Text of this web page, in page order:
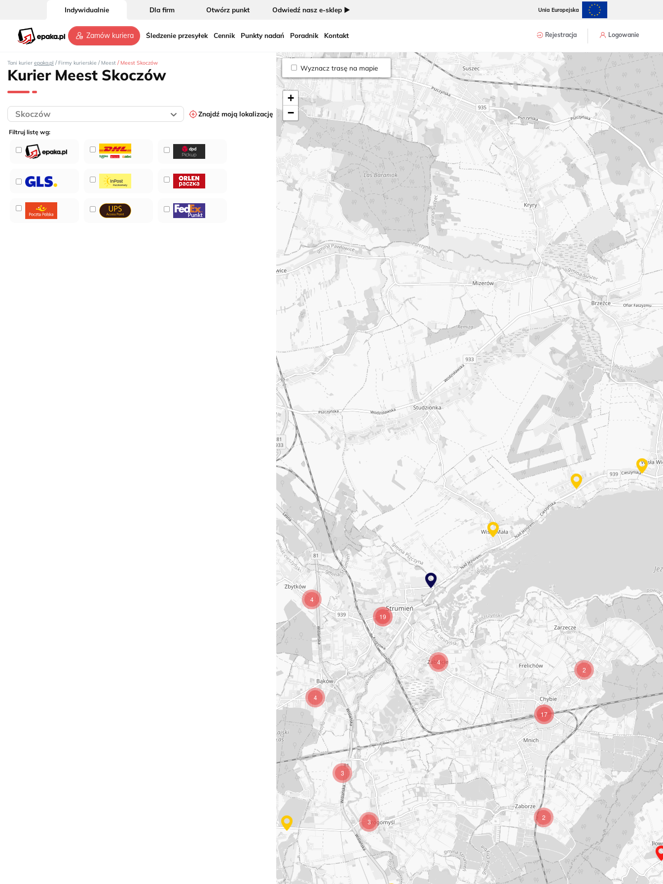
Indywidualnie Dla firm Otwórz punkt Odwiedź nasz e-sklep ► Unia Europejska
Zamów kuriera Śledzenie przesyłek Cennik Punkty nadań Poradnik Kontakt Rejestracja Logowanie
Tani kurier epaka.pl / Firmy kurierskie / Meest / Meest Skoczów
Kurier Meest Skoczów
Znajdź moją lokalizację
Filtruj listę wg:
Wyznacz trasę na mapie
2
4
3
17
19
3
4
4
2
+
−